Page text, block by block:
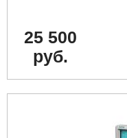
25 500
руб.